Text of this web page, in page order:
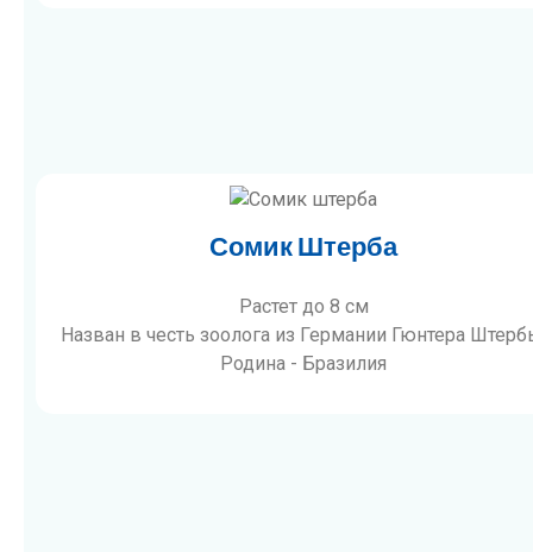
Сомик Штерба
Растет до 8 см
Назван в честь зоолога из Германии Гюнтера
Родина - Бразилия